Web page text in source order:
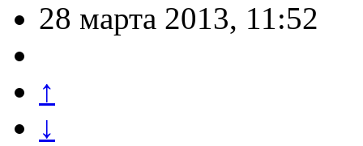
28 марта 2013, 11:52
↑
↓